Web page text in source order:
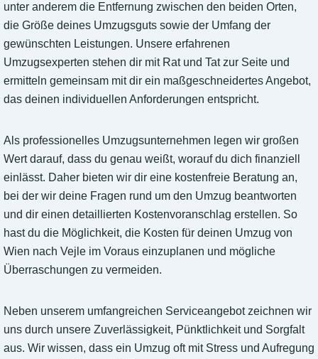
unter anderem die Entfernung zwischen den beiden Orten,
die Größe deines Umzugsguts sowie der Umfang der
gewünschten Leistungen. Unsere erfahrenen
Umzugsexperten stehen dir mit Rat und Tat zur Seite und
ermitteln gemeinsam mit dir ein maßgeschneidertes Angebot,
das deinen individuellen Anforderungen entspricht.
Als professionelles Umzugsunternehmen legen wir großen
Wert darauf, dass du genau weißt, worauf du dich finanziell
einlässt. Daher bieten wir dir eine kostenfreie Beratung an,
bei der wir deine Fragen rund um den Umzug beantworten
und dir einen detaillierten Kostenvoranschlag erstellen. So
hast du die Möglichkeit, die Kosten für deinen Umzug von
Wien nach Vejle im Voraus einzuplanen und mögliche
Überraschungen zu vermeiden.
Neben unserem umfangreichen Serviceangebot zeichnen wir
uns durch unsere Zuverlässigkeit, Pünktlichkeit und Sorgfalt
aus. Wir wissen, dass ein Umzug oft mit Stress und Aufregung